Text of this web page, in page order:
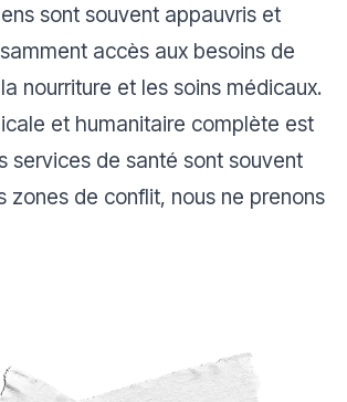
sont souvent appauvris et
accès aux besoins de
nourriture et les soins médicaux.
et humanitaire complète est
services de santé sont souvent
zones de conflit, nous ne prenons